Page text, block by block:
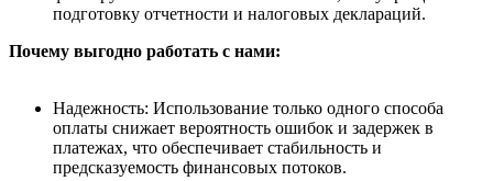
подготовку отчетности и налоговых деклараций.
Почему выгодно работать с нами:
Надежность: Использование только одного способа
оплаты снижает вероятность ошибок и задержек в
платежах, что обеспечивает стабильность и
предсказуемость финансовых потоков.